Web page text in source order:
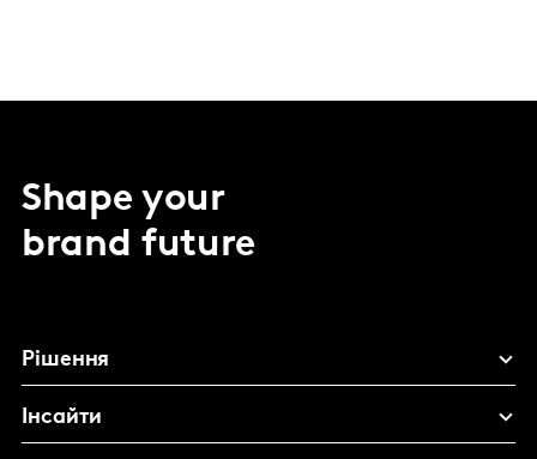
Shape your
brand future
Рішення
Інсайти